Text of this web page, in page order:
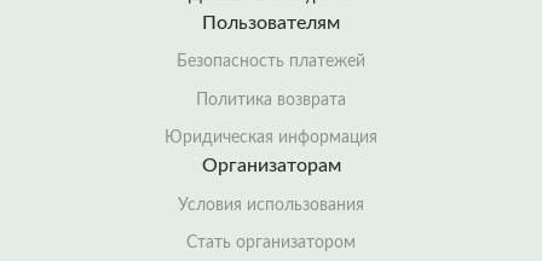
Пользователям
Безопасность платежей
Политика возврата
Юридическая информация
Организаторам
Условия использования
Стать организатором